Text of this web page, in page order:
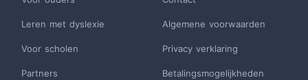
Leren met dyslexie
Voor scholen
Partners
Algemene voorwaarden
Privacy verklaring
Betalingsmogelijkheden